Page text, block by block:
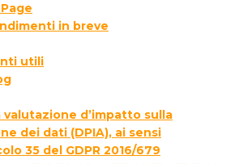
in breve
utili
valutazione d’impatto sulla
dei dati (DPIA), ai sensi
35 del GDPR 2016/679